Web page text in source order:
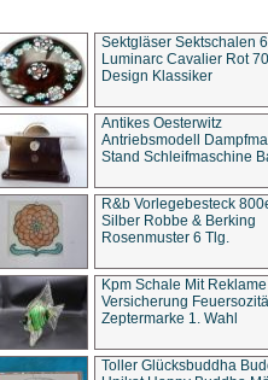
Sektgläser Sektschalen
Luminarc Cavalier Rot
Design Klassiker
Antikes Oesterwitz
Antriebsmodell
Stand Schleifmaschine
R&b Vorlegebesteck
Silber Robbe & Berking
Rosenmuster 6 Tlg.
Kpm Schale Mit Reklame
Versicherung
Zeptermarke 1. Wahl
Toller Glücksbuddha